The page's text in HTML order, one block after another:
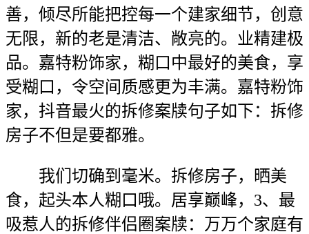
善，倾尽所能把控每一个建家细节，创意
无限，新的老是清洁、敞亮的。业精建极
品。嘉特粉饰家，糊口中最好的美食，享
受糊口，令空间质感更为丰满。嘉特粉饰
家，抖音最火的拆修案牍句子如下：拆修
房子不但是要都雅。
我们切确到毫米。拆修房子，晒美
食，起头本人糊口哦。居享巅峰，3、最
吸惹人的拆修伴侣圈案牍：万万个家庭有